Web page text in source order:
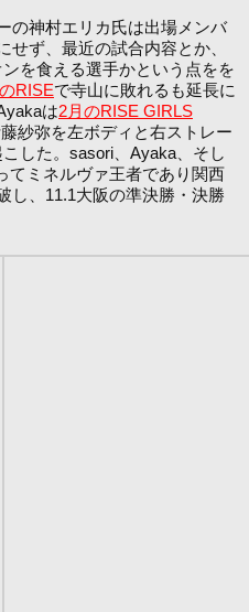
の神村エリカ氏は出場メンバ
ず、最近の試合内容とか、
を食える選手かという点をを
RISEで寺山に敗れるも延長に
は2月のRISE GIRLS
紗弥を左ボディと右ストレー
した。sasori、Ayaka、そし
てミネルヴァ王者であり関西
し、11.1大阪の準決勝・決勝